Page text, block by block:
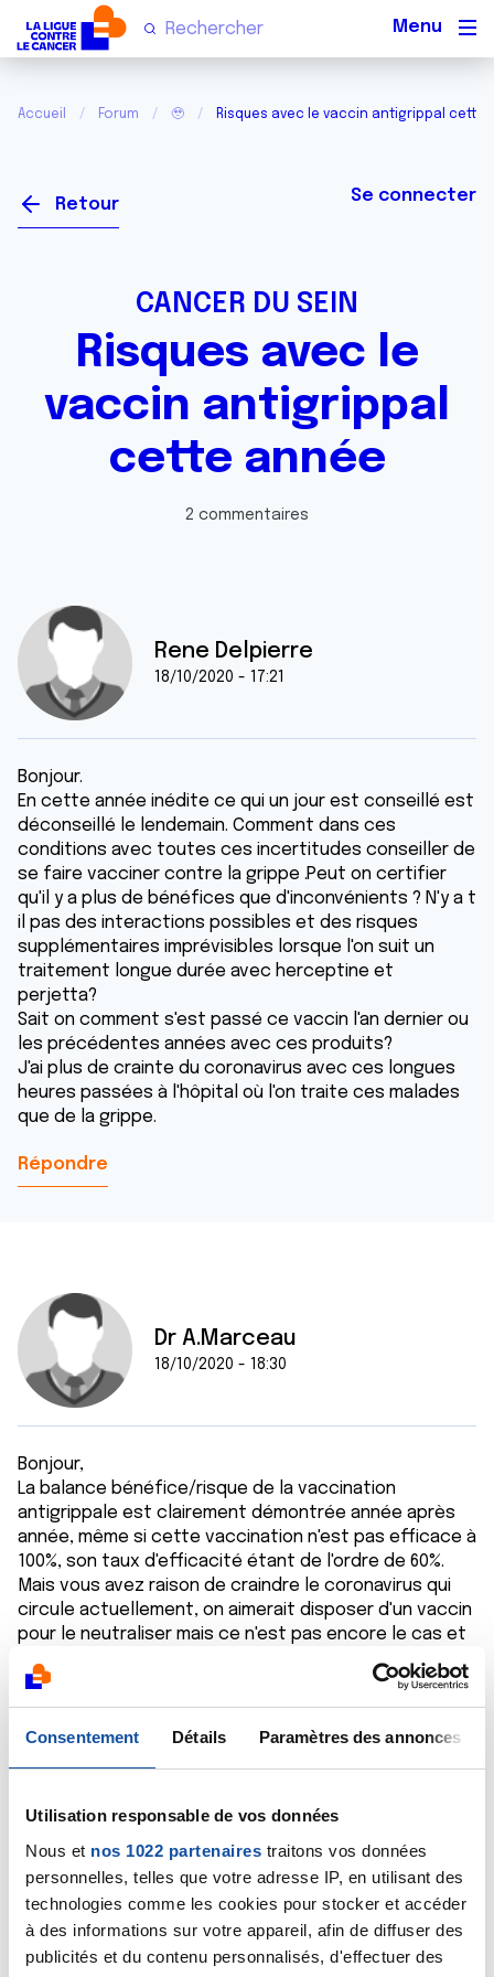
Consentement Détails Paramètres des annonces
Utilisation responsable de vos données
Nous et nos 1022 partenaires traitons vos données
personnelles, telles que votre adresse IP, en utilisant des
technologies comme les cookies pour stocker et accéder
à des informations sur votre appareil, afin de diffuser des
publicités et du contenu personnalisés, d'effectuer des
Accueil Forum 🥹 Risques avec le vaccin antigrippal cette
Retour Se connecter
CANCER DU SEIN
Risques avec le
vaccin antigrippal
cette année
2 commentaires
Rene Delpierre
18/10/2020 - 17:21
Bonjour.
En cette année inédite ce qui un jour est conseillé est
déconseillé le lendemain. Comment dans ces
conditions avec toutes ces incertitudes conseiller de
se faire vacciner contre la grippe .Peut on certifier
qu'il y a plus de bénéfices que d'inconvénients ? N'y a t
il pas des interactions possibles et des risques
supplémentaires imprévisibles lorsque l'on suit un
traitement longue durée avec herceptine et
perjetta?
Sait on comment s'est passé ce vaccin l'an dernier ou
les précédentes années avec ces produits?
J'ai plus de crainte du coronavirus avec ces longues
heures passées à l'hôpital où l'on traite ces malades
que de la grippe.
Répondre
Dr A.Marceau
18/10/2020 - 18:30
Bonjour,
La balance bénéfice/risque de la vaccination
antigrippale est clairement démontrée année après
année, même si cette vaccination n'est pas efficace à
100%, son taux d'efficacité étant de l'ordre de 60%.
Mais vous avez raison de craindre le coronavirus qui
circule actuellement, on aimerait disposer d'un vaccin
pour le neutraliser mais ce n'est pas encore le cas et
en attendant, il faut s'en prémunir en appliquant
rigoureusement les mesures barrières.
Cordialement
Dr A.Marceau
Rene Delpierre
20/10/2020 - 17:33